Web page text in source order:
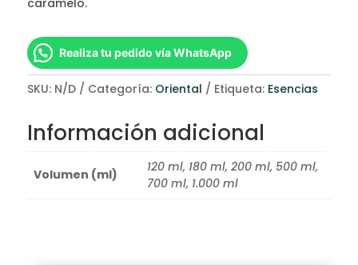
Realiza tu pedido vía WhatsApp
SKU: N/D Categoría: Oriental Etiqueta: Esencias
Información adicional
Volumen (ml)
120 ml, 180 ml, 200 ml, 500 ml,
700 ml, 1.000 ml